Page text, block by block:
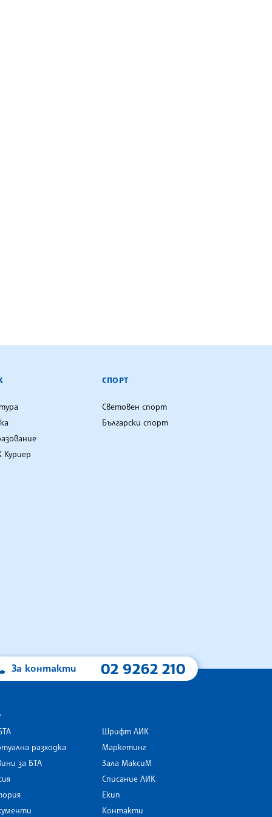
Куриер
СПОРТ
Световен спорт
Български спорт
За контакти 02 9262 210
разходка
за БТА
Шрифт ЛИК
Маркетинг
Зала МаксиМ
Списание ЛИК
Екип
Контакти